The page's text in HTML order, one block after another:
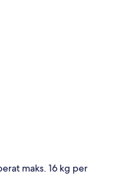
maks. 16 kg per